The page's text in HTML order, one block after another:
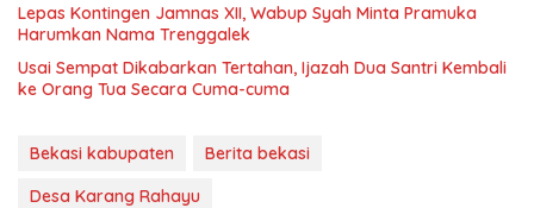
Lepas Kontingen Jamnas XII, Wabup Syah Minta Pramuka
Harumkan Nama Trenggalek
Usai Sempat Dikabarkan Tertahan, Ijazah Dua Santri Kembali
ke Orang Tua Secara Cuma-cuma
Bekasi kabupaten
Berita bekasi
Desa Karang Rahayu